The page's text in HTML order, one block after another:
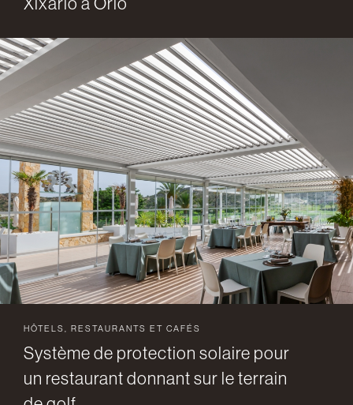
HÔTELS, RESTAURANTS ET CAFÉS
Système de protection solaire pour
un restaurant donnant sur le terrain